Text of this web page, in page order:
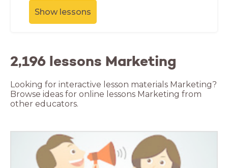
Show lessons
2,196 lessons Marketing
Looking for interactive lesson materials Marketing?
Browse ideas for online lessons Marketing from
other educators.